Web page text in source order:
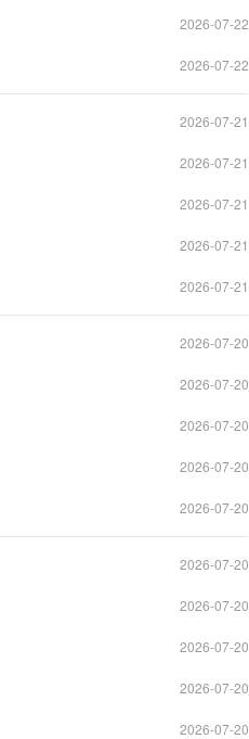
2026-07-22
2026-07-22
2026-07-21
2026-07-21
2026-07-21
2026-07-21
2026-07-21
2026-07-20
2026-07-20
2026-07-20
2026-07-20
2026-07-20
2026-07-20
2026-07-20
2026-07-20
2026-07-20
2026-07-20